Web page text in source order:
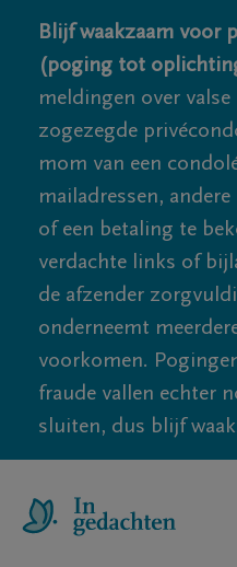
Blijf waakzaam voor
(poging tot
meldingen over
zogezegde
mom van een
mailadressen,
of een betaling te
verdachte links of
de afzender
onderneemt
voorkomen.
fraude vallen echter
sluiten, dus blijf